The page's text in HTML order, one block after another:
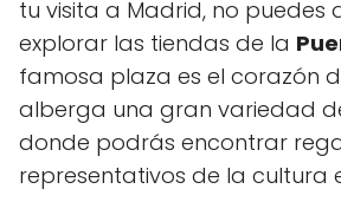
tu visita a Madrid, no puedes
explorar las tiendas de la
famosa plaza es el corazón
alberga una gran variedad
donde podrás encontrar
representativos de la cultura